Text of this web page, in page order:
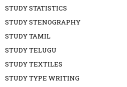
STUDY STATISTICS
STUDY STENOGRAPHY
STUDY TAMIL
STUDY TELUGU
STUDY TEXTILES
STUDY TYPE WRITING